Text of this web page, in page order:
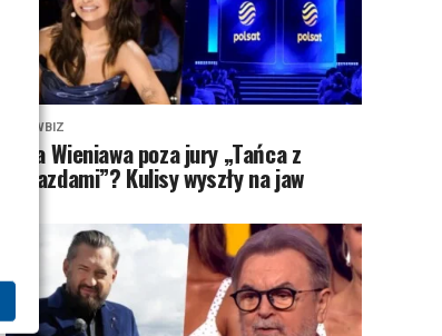
SHOWBIZ
Julia Wieniawa poza jury „Tańca z
Gwiazdami”? Kulisy wyszły na jaw